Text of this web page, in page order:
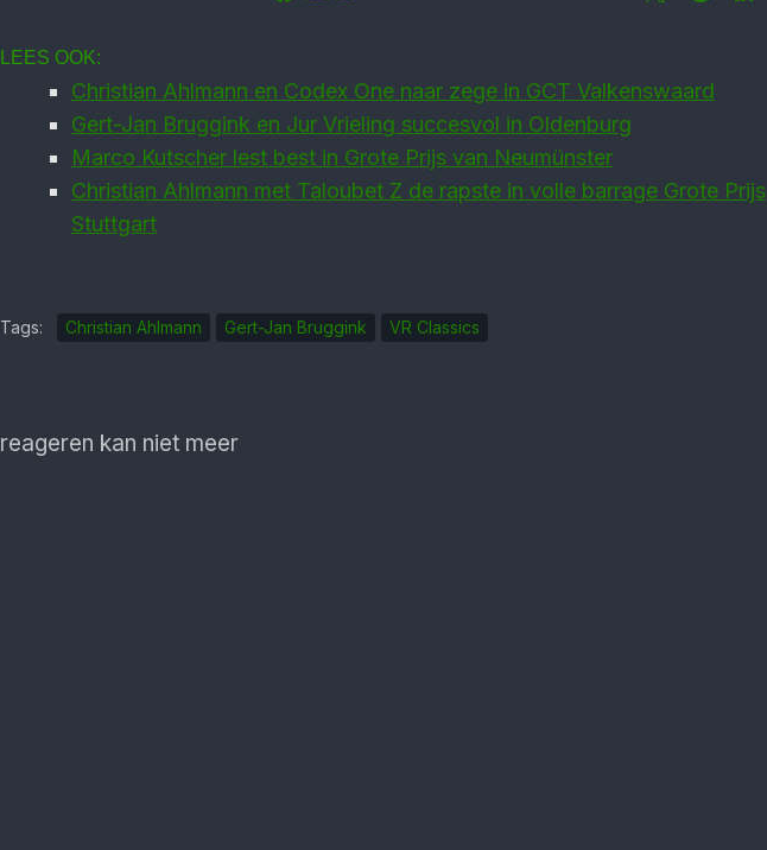
LEES OOK:
Christian Ahlmann en Codex One naar zege in GCT Valkenswaard
Gert-Jan Bruggink en Jur Vrieling succesvol in Oldenburg
Marco Kutscher lest best in Grote Prijs van Neumünster
Christian Ahlmann met Taloubet Z de rapste in volle barrage Grote Prijs
Stuttgart
Tags: Christian Ahlmann Gert-Jan Bruggink VR Classics
reageren kan niet meer